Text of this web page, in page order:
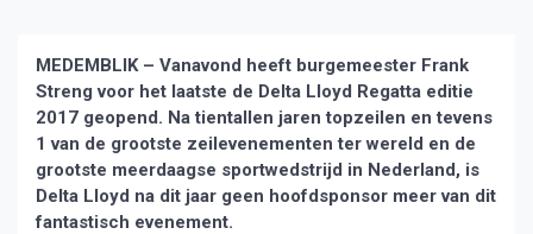
MEDEMBLIK – Vanavond heeft burgemeester Frank
Streng voor het laatste de Delta Lloyd Regatta editie
2017 geopend. Na tientallen jaren topzeilen en tevens
1 van de grootste zeilevenementen ter wereld en de
grootste meerdaagse sportwedstrijd in Nederland, is
Delta Lloyd na dit jaar geen hoofdsponsor meer van dit
fantastisch evenement.